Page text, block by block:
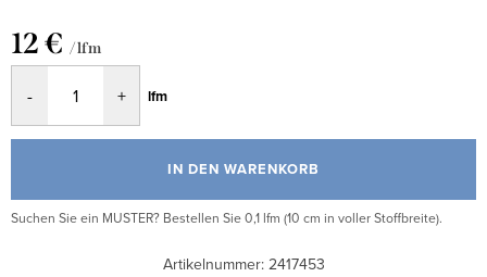
12 € / lfm
lfm
IN DEN WARENKORB
Suchen Sie ein MUSTER? Bestellen Sie 0,1 lfm (10 cm in voller Stoffbreite).
Artikelnummer: 2417453